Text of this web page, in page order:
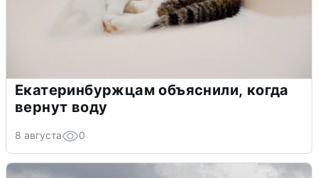
Екатеринбуржцам объяснили, когда
вернут воду
8 августа 0